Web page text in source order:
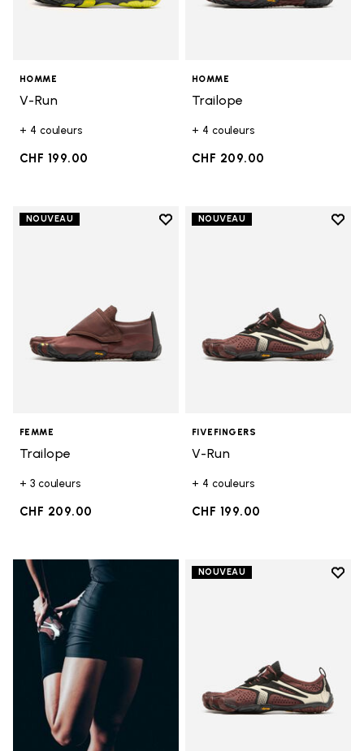
HOMME
V-Run
+ 4 couleurs
CHF 199.00
HOMME
Trailope
+ 4 couleurs
CHF 209.00
NOUVEAU
Add to wishlist
FEMME
Trailope
+ 3 couleurs
CHF 209.00
NOUVEAU
Add
FIVEFINGERS
V-Run
+ 4 couleurs
CHF 199.00
NOUVEAU
Add